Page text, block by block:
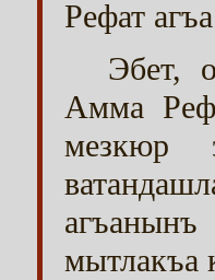
Рефат
Эбет,
Амма
мезкюр
мытлакъа